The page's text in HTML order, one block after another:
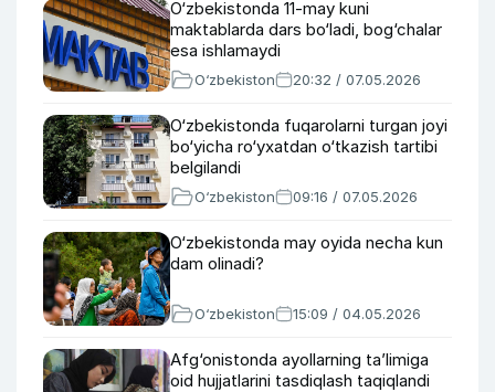
O‘zbekistonda 11-may kuni
maktablarda dars bo‘ladi, bog‘chalar
esa ishlamaydi
O‘zbekiston 20:32 / 07.05.2026
O‘zbekistonda fuqarolarni turgan joyi
bo‘yicha ro‘yxatdan o‘tkazish tartibi
belgilandi
O‘zbekiston 09:16 / 07.05.2026
O‘zbekistonda may oyida necha kun
dam olinadi?
O‘zbekiston 15:09 / 04.05.2026
Afg‘onistonda ayollarning ta’limiga
oid hujjatlarini tasdiqlash taqiqlandi